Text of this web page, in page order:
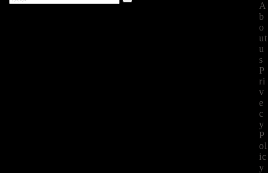
A
b
o
ut
u
s
P
ri
v
e
c
y
P
ol
ic
y